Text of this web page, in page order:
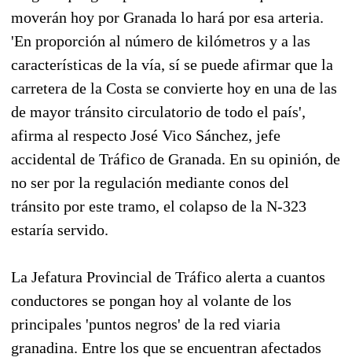
moverán hoy por Granada lo hará por esa arteria.
'En proporción al número de kilómetros y a las
características de la vía, sí se puede afirmar que la
carretera de la Costa se convierte hoy en una de las
de mayor tránsito circulatorio de todo el país',
afirma al respecto José Vico Sánchez, jefe
accidental de Tráfico de Granada. En su opinión, de
no ser por la regulación mediante conos del
tránsito por este tramo, el colapso de la N-323
estaría servido.
La Jefatura Provincial de Tráfico alerta a cuantos
conductores se pongan hoy al volante de los
principales 'puntos negros' de la red viaria
granadina. Entre los que se encuentran afectados